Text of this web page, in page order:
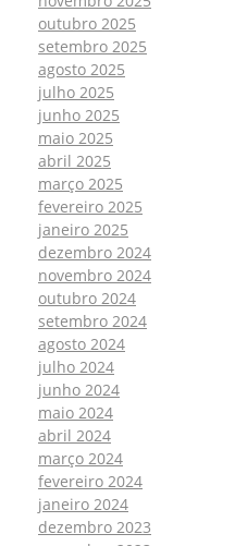
outubro 2025
setembro 2025
agosto 2025
julho 2025
junho 2025
maio 2025
abril 2025
março 2025
fevereiro 2025
janeiro 2025
dezembro 2024
novembro 2024
outubro 2024
setembro 2024
agosto 2024
julho 2024
junho 2024
maio 2024
abril 2024
março 2024
fevereiro 2024
janeiro 2024
dezembro 2023